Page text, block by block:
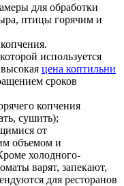
для обработки
птицы горячим и
используется
цена коптильни
сроков
копчения
сушить);
от
объемом и
холодного-
варят, запекают,
для ресторанов